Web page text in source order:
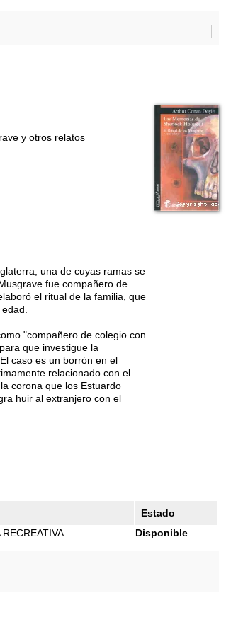
y otros relatos
una de cuyas ramas se
fue compañero de
el ritual de la familia, que
"compañero de colegio con
que investigue la
caso es un borrón en el
relacionado con el
corona que los Estuardo
huir al extranjero con el
Estado
Disponible